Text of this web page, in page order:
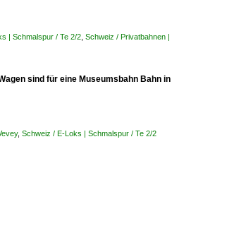
| Schmalspur / Te 2/2 Schweiz / Privatbahnen |
sind für eine Museumsbahn Bahn in
, Schweiz / E-Loks | Schmalspur / Te 2/2